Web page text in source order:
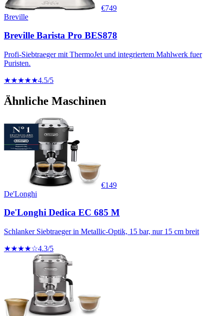
€749
Breville
Breville Barista Pro BES878
Profi-Siebtraeger mit ThermoJet und integriertem Mahlwerk fuer
Puristen.
★★★★★4.5/5
Ähnliche Maschinen
€149
De'Longhi
De'Longhi Dedica EC 685 M
Schlanker Siebtraeger in Metallic-Optik, 15 bar, nur 15 cm breit
★★★★☆4.3/5